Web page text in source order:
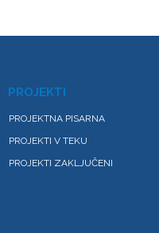
PROJEKTI
PROJEKTNA PISARNA
PROJEKTI V TEKU
PROJEKTI ZAKLJUČENI